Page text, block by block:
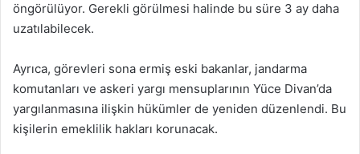
öngörülüyor. Gerekli görülmesi halinde bu süre 3 ay daha
uzatılabilecek.
Ayrıca, görevleri sona ermiş eski bakanlar, jandarma
komutanları ve askeri yargı mensuplarının Yüce Divan’da
yargılanmasına ilişkin hükümler de yeniden düzenlendi. Bu
kişilerin emeklilik hakları korunacak.